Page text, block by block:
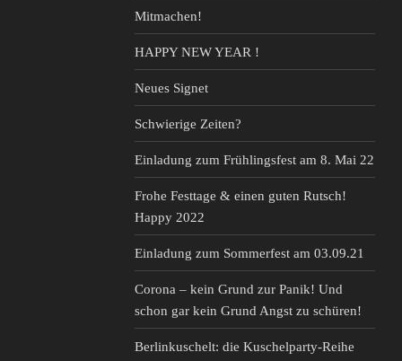
Mitmachen!
HAPPY NEW YEAR !
Neues Signet
Schwierige Zeiten?
Einladung zum Frühlingsfest am 8. Mai 22
Frohe Festtage & einen guten Rutsch!
Happy 2022
Einladung zum Sommerfest am 03.09.21
Corona – kein Grund zur Panik! Und
schon gar kein Grund Angst zu schüren!
Berlinkuschelt: die Kuschelparty-Reihe